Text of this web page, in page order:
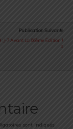
Publication Suivante
: J-7 Avant La 66ème Édition !
sont indiqués